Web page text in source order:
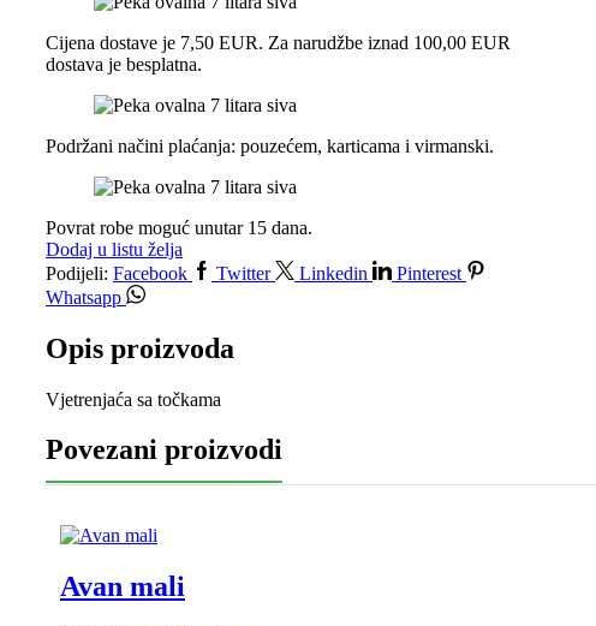
Cijena dostave je 7,50 EUR. Za narudžbe iznad 100,00 EUR
dostava je besplatna.
Podržani načini plaćanja: pouzećem, karticama i virmanski.
Povrat robe moguć unutar 15 dana.
Dodaj u listu želja
Podijeli: Facebook Twitter Linkedin
Pinterest
Whatsapp
Opis proizvoda
Vjetrenjaća sa točkama
Povezani proizvodi
Avan mali